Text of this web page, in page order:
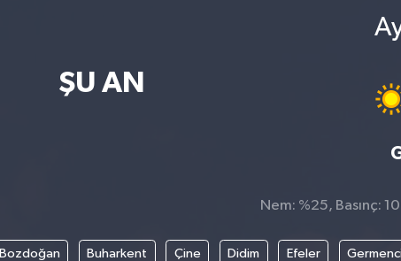
ŞU AN
Nem: %25, Basınç:
Bozdoğan Buharkent Çine Didim Efeler